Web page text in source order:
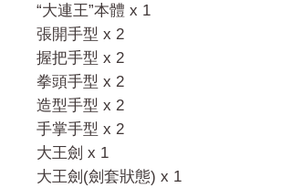
“大連王”本體 x 1
張開手型 x 2
握把手型 x 2
拳頭手型 x 2
造型手型 x 2
手掌手型 x 2
大王劍 x 1
大王劍(劍套狀態) x 1